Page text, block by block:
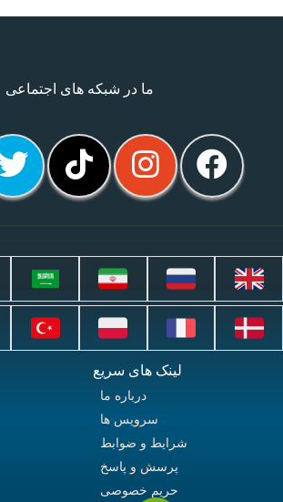
ما در شبکه های اجتماعی
لینک های سریع
درباره ما
سرویس ها
شرایط و ضوابط
پرسش و پاسخ
حریم خصوصی